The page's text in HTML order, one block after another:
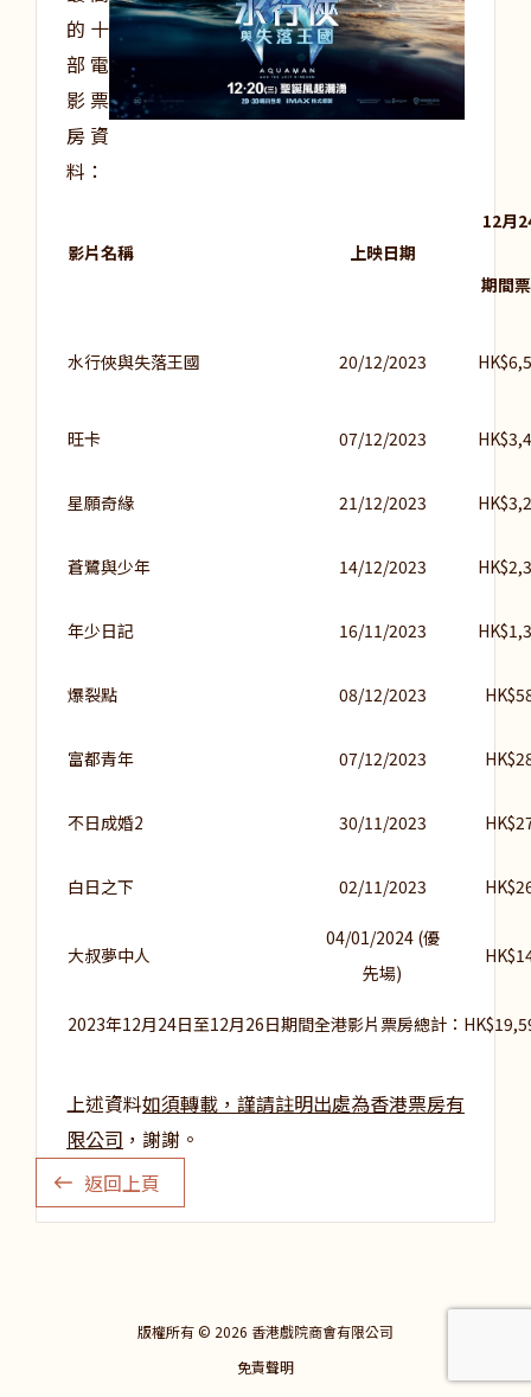
的十
部電
影票
房資
料：
影片名稱 上映日期
12月
期間
水行俠與失落王國 20/12/2023
旺卡 07/12/2023
星願奇緣 21/12/2023
蒼鷺與少年 14/12/2023
年少日記 16/11/2023
爆裂點 08/12/2023
富都青年 07/12/2023
不日成婚2 30/11/2023
白日之下 02/11/2023
大叔夢中人
04/01/2024 (優
先場)
2023年12月24日至12月26日期間全港影片票房總計：
上述資料如須轉載，謹請註明出處為香港票房有
限公司 ，謝謝。
返回上頁
版權所有 © 2026 香港戲院商會有限公司
免責聲明